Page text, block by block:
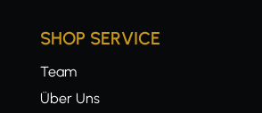
SHOP SERVICE
Team
Über Uns